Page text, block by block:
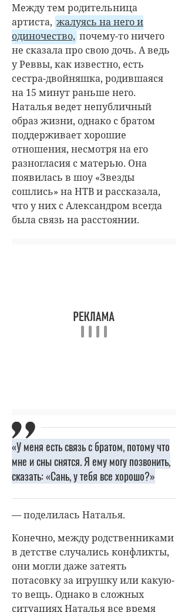
Между тем родительница
артиста, жалуясь на него и
одиночество, почему-то ничего
не сказала про свою дочь. А ведь
у Реввы, как известно, есть
сестра-двойняшка, родившаяся
на 15 минут раньше него.
Наталья ведет непубличный
образ жизни, однако с братом
поддерживает хорошие
отношения, несмотря на его
разногласия с матерью. Она
появилась в шоу «Звезды
сошлись» на НТВ и рассказала,
что у них с Александром всегда
была связь на расстоянии.
«У меня есть связь с братом, потому что
мне и сны снятся. Я ему могу позвонить,
сказать: «Сань, у тебя все хорошо?»
— поделилась Наталья.
Конечно, между родственниками
в детстве случались конфликты,
они могли даже затеять
потасовку за игрушку или какую-
то вещь. Однако в сложных
ситуациях Наталья все время